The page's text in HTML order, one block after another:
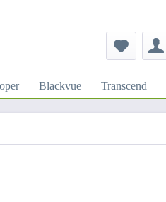
Blackvue Transcend